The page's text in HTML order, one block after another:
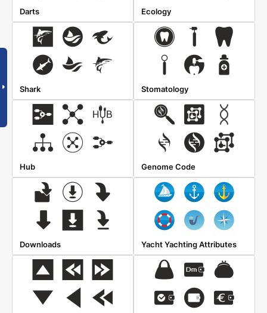
Darts Ecology
Shark Stomatology
Hub Genome Code
Downloads Yacht Yachting Attributes